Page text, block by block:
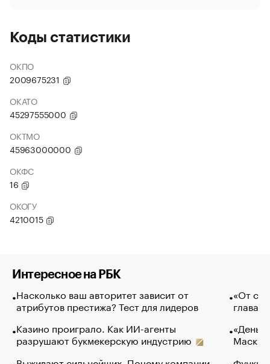
Коды статистики
ОКПО
2009675231
ОКАТО
45297555000
ОКТМО
45963000000
ОКФС
16
ОКОГУ
4210015
Интересное на РБК
Насколько ваш авторитет зависит от
атрибутов престижа? Тест для лидеров
Казино проиграло. Как ИИ-агенты
разрушают букмекерскую индустрию
«От
глава
Маск в